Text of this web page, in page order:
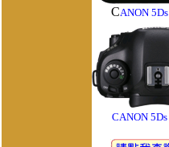
CANON 5Ds
CANON 5Ds